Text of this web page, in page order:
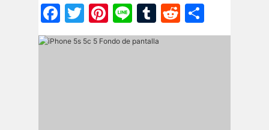
Facebook
Twitter
Pinterest
LineTumblr
Reddit